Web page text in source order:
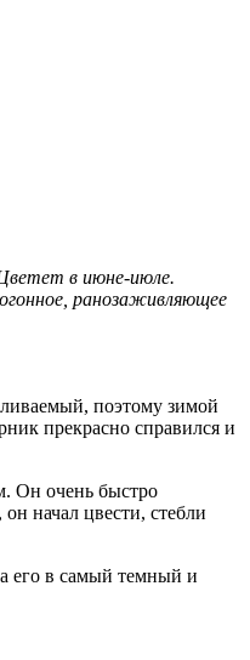
в июне-июле.
ранозаживляющее
поэтому зимой
прекрасно справился и
Он очень быстро
начал цвести, стебли
его в самый темный и